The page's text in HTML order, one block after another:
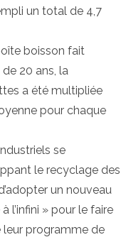
un total de 4,7
boisson fait
20 ans, la
a été multipliée
pour chaque
se
le recyclage des
un nouveau
l’infini » pour le faire
programme de